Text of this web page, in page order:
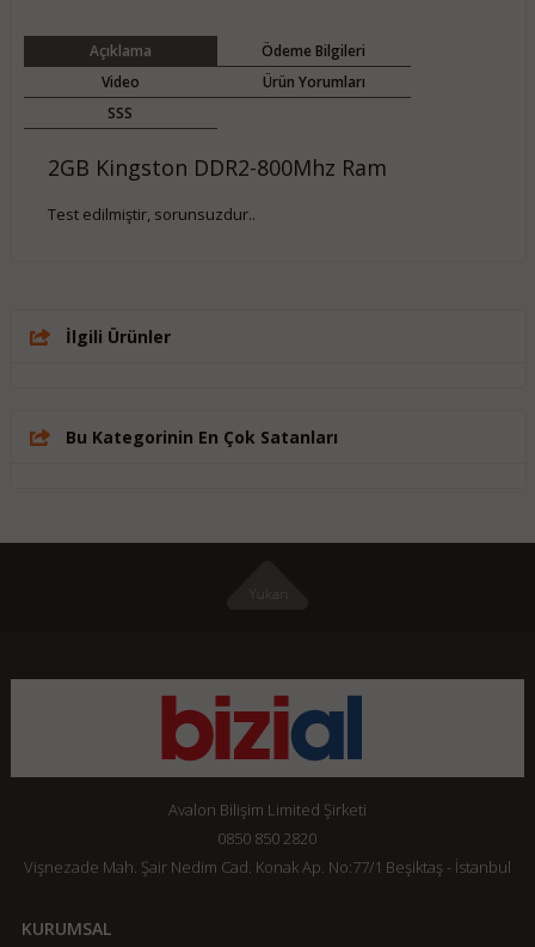
Açıklama
Ödeme Bilgileri
Video
Ürün Yorumları
SSS
2GB Kingston DDR2-800Mhz Ram
Test edilmiştir, sorunsuzdur..
İlgili Ürünler
Bu Kategorinin En Çok Satanları
Avalon Bilişim Limited Şirketi
0850 850 2820
Vişnezade Mah. Şair Nedim Cad. Konak Ap. No:77/1 Beşiktaş - İstanbul
KURUMSAL